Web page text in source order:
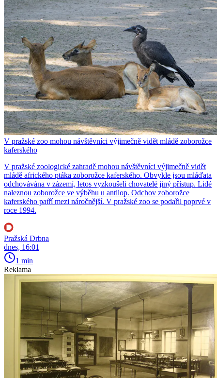
V pražské zoo mohou návštěvníci výjimečně vidět mládě zoborožce
kaferského
V pražské zoologické zahradě mohou návštěvníci výjimečně vidět
mládě afrického ptáka zoborožce kaferského. Obvykle jsou mláďata
odchovávána v zázemí, letos vyzkoušeli chovatelé jiný přístup. Lidé
naleznou zoborožce ve výběhu u antilop. Odchov zoborožce
kaferského patří mezi náročnější. V pražské zoo se podařil poprvé v
roce 1994.
Pražská Drbna
dnes, 16:01
1 min
Reklama